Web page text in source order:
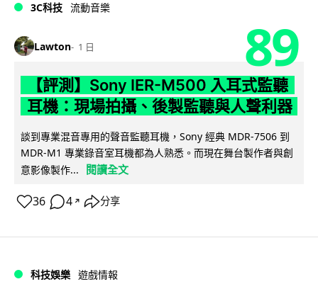
3C科技 流動音樂
Lawton 1 日 89
【評測】Sony IER-M500 入耳式監聽
耳機：現場拍攝、後製監聽與人聲利器
談到專業混音專用的聲音監聽耳機，Sony 經典 MDR-7506 到
MDR-M1 專業錄音室耳機都為人熟悉。而現在舞台製作者與創
意影像製作...
閱讀全文
36 4 ↗ 分享
科技娛樂 遊戲情報